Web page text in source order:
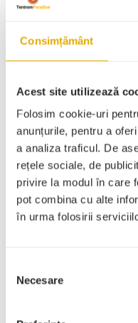
Consimțământ
Acest site utilizează
Folosim cookie-uri
anunțurile, pentru a
a analiza traficul. De
rețele sociale, de
privire la modul în care
pot combina cu alte
în urma folosirii
consimțământului
Necesare
Navigare
în
articole
Articolul
anterior
Categorii
Fără categorie
Inspirație